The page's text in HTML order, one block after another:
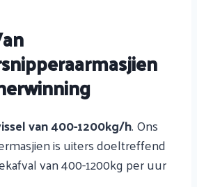
van 400-1200kg/h. Ons
is uiters doeltreffend
van 400-1200kg per uur